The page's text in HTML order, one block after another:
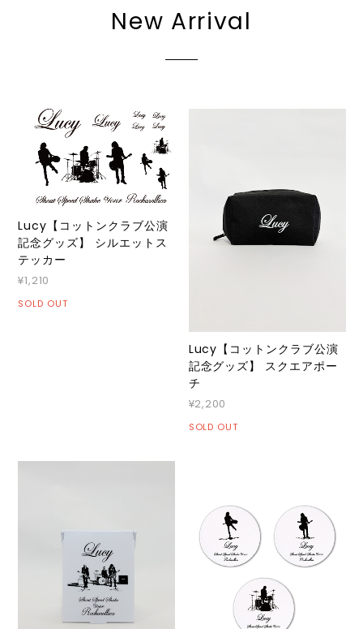
New Arrival
Lucy【コットンクラブ公演
記念グッズ】 シルエットス
テッカー
¥1,210
SOLD OUT
Lucy【コットンクラブ公演
記念グッズ】 スクエアポー
チ
¥2,200
SOLD OUT